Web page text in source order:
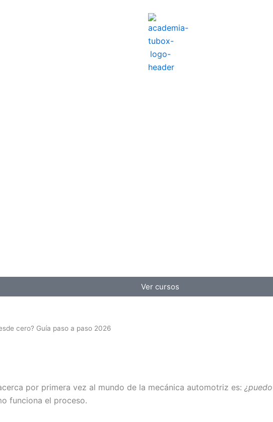
Ver cursos
cero? Guía paso a paso 2026
por primera vez al mundo de la mecánica automotriz es:
funciona el proceso.